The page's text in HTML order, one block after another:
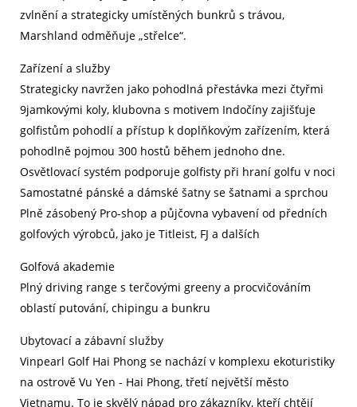
zvlnění a strategicky umístěných bunkrů s trávou,
Marshland odměňuje „střelce“.
Zařízení a služby
Strategicky navržen jako pohodlná přestávka mezi čtyřmi
9jamkovými koly, klubovna s motivem Indočíny zajišťuje
golfistům pohodlí a přístup k doplňkovým zařízením, která
pohodlně pojmou 300 hostů během jednoho dne.
Osvětlovací systém podporuje golfisty při hraní golfu v noci
Samostatné pánské a dámské šatny se šatnami a sprchou
Plně zásobený Pro-shop a půjčovna vybavení od předních
golfových výrobců, jako je Titleist, FJ a dalších
Golfová akademie
Plný driving range s terčovými greeny a procvičováním
oblastí putování, chipingu a bunkru
Ubytovací a zábavní služby
Vinpearl Golf Hai Phong se nachází v komplexu ekoturistiky
na ostrově Vu Yen - Hai Phong, třetí největší město
Vietnamu. To je skvělý nápad pro zákazníky, kteří chtějí